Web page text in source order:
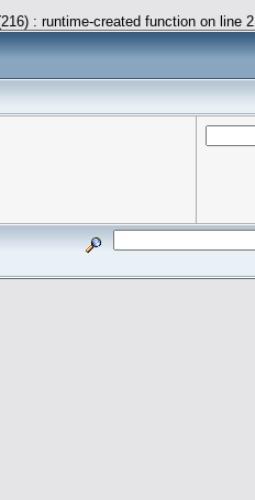
: runtime-created function on line 2